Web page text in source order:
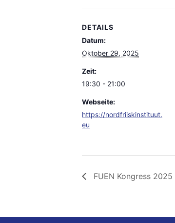
DETAILS
Datum:
Oktober 29, 2025
Zeit:
19:30 - 21:00
Webseite:
https://nordfriiskinstituut.
eu
FUEN Kongress 2025